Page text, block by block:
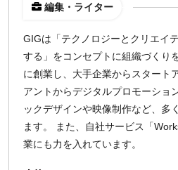
編集・ライター
GIGは「テクノロジーとクリエイ
する」をコンセプトに組織づくり
に創業し、大手企業からスタート
アントからデジタルプロモーショ
ックデザインや映像制作など、多
ます。 また、自社サービス「
業にも力を入れています。